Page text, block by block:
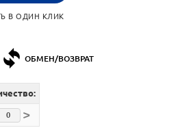
В ОДИН КЛИК
ОБМЕН/ВОЗВРАТ
>